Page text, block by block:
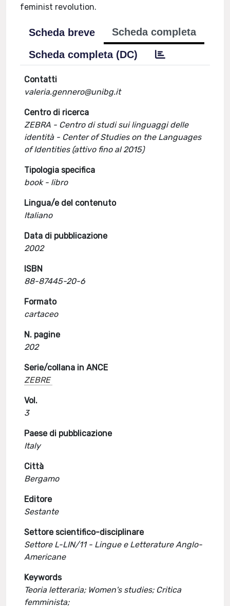
feminist revolution.
Scheda breve
Scheda completa
Scheda completa (DC)
Contatti
valeria.gennero@unibg.it
Centro di ricerca
ZEBRA - Centro di studi sui linguaggi delle
identità - Center of Studies on the Languages
of Identities (attivo fino al 2015)
Tipologia specifica
book - libro
Lingua/e del contenuto
Italiano
Data di pubblicazione
2002
ISBN
88-87445-20-6
Formato
cartaceo
N. pagine
202
Serie/collana in ANCE
ZEBRE
Vol.
3
Paese di pubblicazione
Italy
Città
Bergamo
Editore
Sestante
Settore scientifico-disciplinare
Settore L-LIN/11 - Lingue e Letterature Anglo-
Americane
Keywords
Teoria letteraria; Women's studies; Critica
femminista;